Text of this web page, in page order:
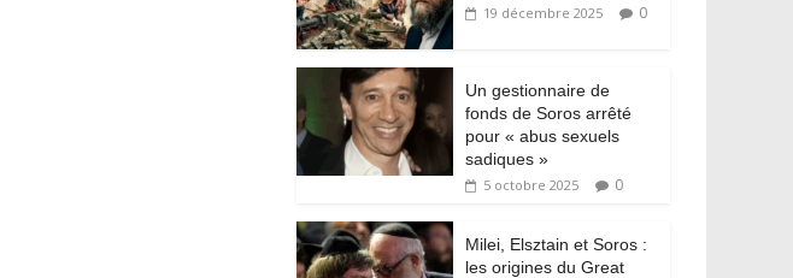
19 décembre 2025 0
Un gestionnaire de
fonds de Soros arrêté
pour « abus sexuels
sadiques »
5 octobre 2025 0
Milei, Elsztain et Soros :
les origines du Great